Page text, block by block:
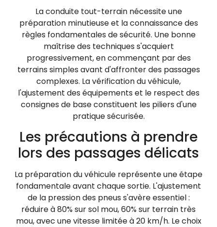
La conduite tout-terrain nécessite une
préparation minutieuse et la connaissance des
règles fondamentales de sécurité. Une bonne
maîtrise des techniques s'acquiert
progressivement, en commençant par des
terrains simples avant d'affronter des passages
complexes. La vérification du véhicule,
l'ajustement des équipements et le respect des
consignes de base constituent les piliers d'une
pratique sécurisée.
Les précautions à prendre
lors des passages délicats
La préparation du véhicule représente une étape
fondamentale avant chaque sortie. L'ajustement
de la pression des pneus s'avère essentiel :
réduire à 80% sur sol mou, 60% sur terrain très
mou, avec une vitesse limitée à 20 km/h. Le choix